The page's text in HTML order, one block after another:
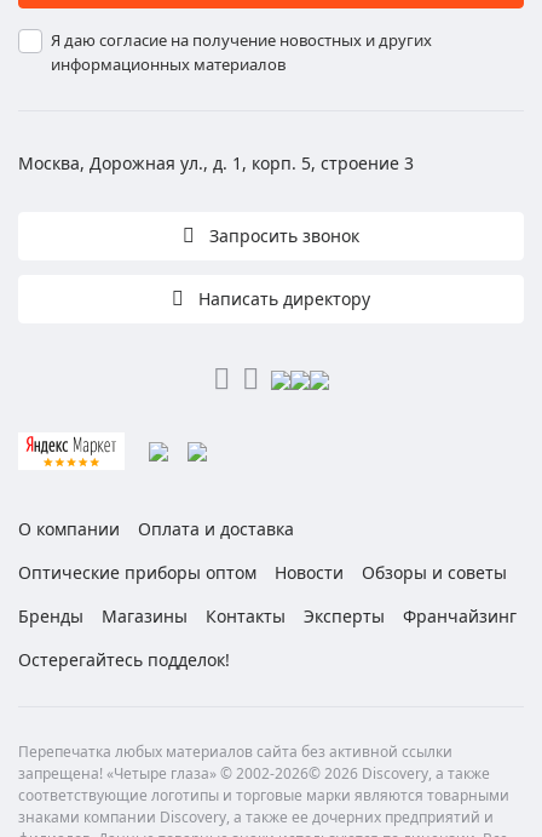
Я даю согласие на получение новостных и других
информационных материалов
Москва, Дорожная ул., д. 1, корп. 5, строение 3
Запросить звонок
Написать директору
О компании
Оплата и доставка
Оптические приборы оптом
Новости
Обзоры и советы
Бренды
Магазины Контакты Эксперты
Франчайзинг
Остерегайтесь подделок!
Перепечатка любых материалов сайта без активной ссылки
запрещена! «Четыре глаза» © 2002-2026© 2026 Discovery, а также
соответствующие логотипы и торговые марки являются товарными
знаками компании Discovery, а также ее дочерних предприятий и